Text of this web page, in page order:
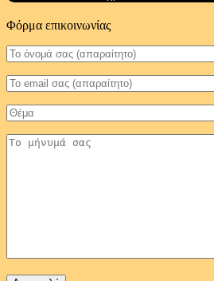
Φόρμα επικοινωνίας